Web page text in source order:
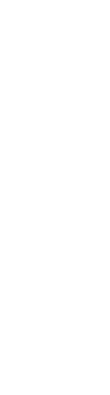
toàn mặt
sản phẩm
extract, Oryza
acid phù hợp
sáng vùng